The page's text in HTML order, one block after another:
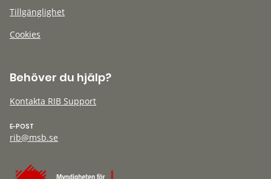
Tillgänglighet
Cookies
Behöver du hjälp?
Kontakta RIB Support
E-POST
rib@msb.se